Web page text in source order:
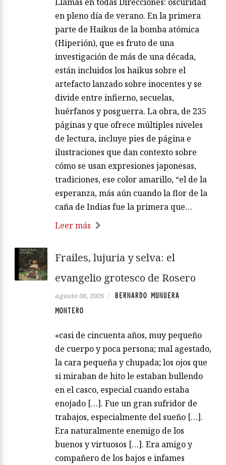
en pleno día de verano. En la primera
parte de Haikus de la bomba atómica
(Hiperión), que es fruto de una
investigación de más de una década,
están incluidos los haikus sobre el
artefacto lanzado sobre inocentes y se
divide entre infierno, secuelas,
huérfanos y posguerra. La obra, de 235
páginas y que ofrece múltiples niveles
de lectura, incluye pies de página e
ilustraciones que dan contexto sobre
cómo se usan expresiones japonesas,
tradiciones, ese color amarillo, “el de la
esperanza, más aún cuando la flor de la
caña de Indias fue la primera que…
Leer más
Frailes, lujuria y selva: el
evangelio grotesco de Rosero
agosto 06, 2026 /
BERNARDO MUNUERA
MONTERO
«casi de cincuenta años, muy pequeño
de cuerpo y poca persona; mal agestado,
la cara pequeña y chupada; los ojos que
si miraban de hito le estaban bullendo
en el casco, especial cuando estaba
enojado […]. Fue un gran sufridor de
trabajos, especialmente del sueño […].
Era naturalmente enemigo de los
buenos y virtuosos […]. Era amigo y
compañero de los bajos e infames